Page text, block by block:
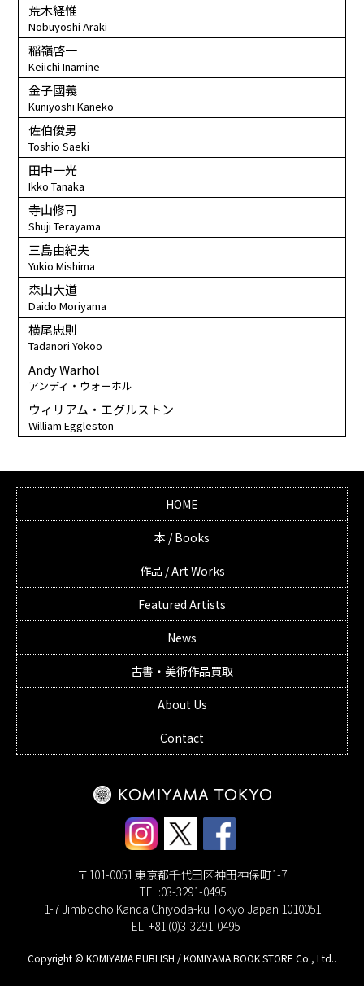
荒木経惟
Nobuyoshi Araki
稲嶺啓一
Keiichi Inamine
金子國義
Kuniyoshi Kaneko
佐伯俊男
Toshio Saeki
田中一光
Ikko Tanaka
寺山修司
Shuji Terayama
三島由紀夫
Yukio Mishima
森山大道
Daido Moriyama
横尾忠則
Tadanori Yokoo
Andy Warhol
アンディ・ウォーホル
ウィリアム・エグルストン
William Eggleston
HOME
本 / Books
作品 / Art Works
Featured Artists
News
古書・美術作品買取
About Us
Contact
〒101-0051 東京都千代田区神田神保町1-7
TEL:03-3291-0495
1-7 Jimbocho Kanda Chiyoda-ku Tokyo Japan 1010051
TEL: +81 (0)3-3291-0495
Copyright © KOMIYAMA PUBLISH / KOMIYAMA BOOK STORE Co., Ltd..